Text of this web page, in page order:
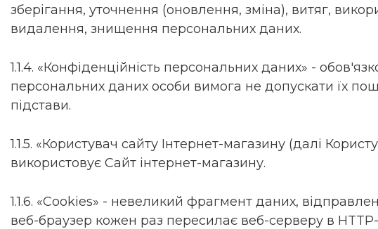
зберігання, уточнення (оновлення, зміна), витяг,
видалення, знищення персональних даних.
1.1.4. «Конфіденційність персональних даних» -
персональних даних особи вимога не допускати їх
підстави.
1.1.5. «Користувач сайту Інтернет-магазину (далі
використовує Сайт інтернет-магазину.
1.1.6. «Cookies» - невеликий фрагмент даних,
веб-браузер кожен раз пересилає веб-серверу в HTTP-